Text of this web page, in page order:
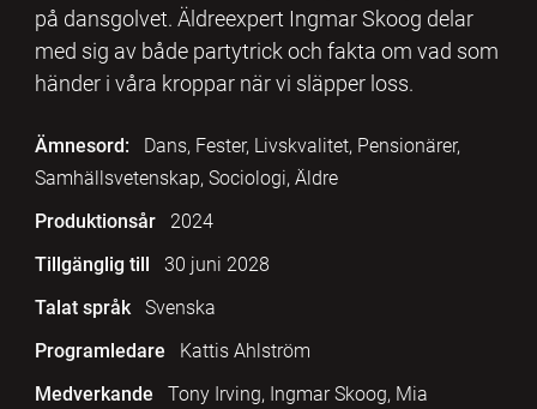
på dansgolvet. Äldreexpert Ingmar Skoog delar
med sig av både partytrick och fakta om vad som
händer i våra kroppar när vi släpper loss.
Ämnesord:
Dans, Fester, Livskvalitet, Pensionärer,
Samhällsvetenskap, Sociologi, Äldre
Produktionsår
2024
Tillgänglig till
30 juni 2028
Talat språk
Svenska
Programledare
Kattis Ahlström
Medverkande
Tony Irving, Ingmar Skoog, Mia